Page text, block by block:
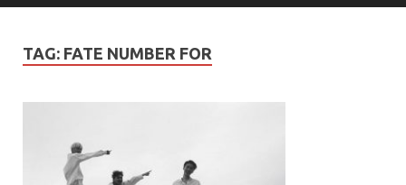
TAG: FATE NUMBER FOR